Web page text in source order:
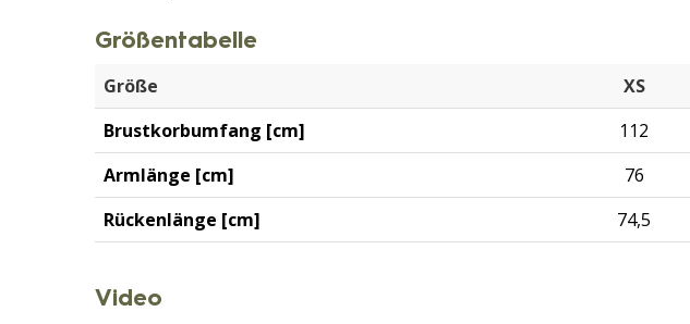
Größentabelle
Größe XS
Brustkorbumfang [cm]
112
Armlänge [cm]
76
Rückenlänge [cm]
74,5
Video